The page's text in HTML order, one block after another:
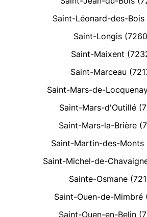
Saint-Léonard-des-Bois
Saint-Longis
Saint-Maixent
Saint-Marceau
Saint-Mars-de-
Saint-Mars-d'Outillé
Saint-Mars-la-Brière
Saint-Martin-des-Monts
Saint-Michel-de-
Sainte-Osmane
Saint-Ouen-de-Mimbré
Saint-Ouen-en-Belin